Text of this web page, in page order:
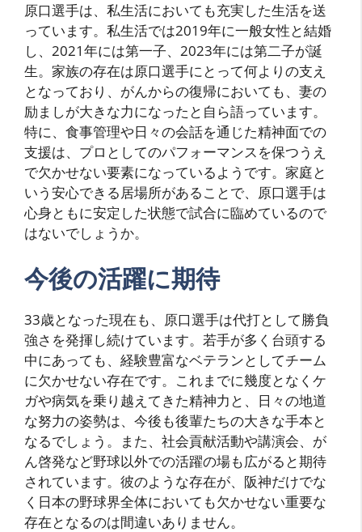
原口選手は、私生活においても充実した生活を送
っています。私生活では2019年に一般女性と結婚
し、2021年には第一子、2023年には第二子が誕
生。家族の存在は原口選手にとって何よりの支え
となっており、がんからの復帰においても、妻の
励ましが大きな力になったと自ら語っています。
特に、食事管理や日々の会話を通じた精神面での
支援は、プロとしてのパフォーマンスを保つうえ
で欠かせない要素になっているようです。家庭と
いう安心できる居場所があることで、原口選手は
心身ともに安定した状態で試合に臨めているので
はないでしょうか。
今後の活躍に期待
33歳となった現在も、原口選手は代打として勝負
強さを発揮し続けています。若手が多く台頭する
中にあっても、経験豊富なベテランとしてチーム
に欠かせない存在です。これまでに幾度となくケ
ガや病気を乗り越えてきた精神力と、日々の地道
な努力の姿勢は、今後も後輩たちの大きな手本と
なるでしょう。また、社会貢献活動や講演会、が
ん啓発など野球以外での活躍の場も広がると期待
されています。彼のような存在が、阪神だけでな
く日本の野球界全体においても欠かせない重要な
存在となるのは間違いありません。